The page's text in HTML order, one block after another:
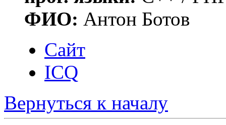
ФИО: Антон Ботов
Сайт
ICQ
Вернуться к началу